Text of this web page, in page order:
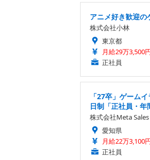
アニメ好き歓迎
株式会社小林
東京都
月給29万3,500
正社員
「27卒」ゲーム
日制「正社員・
株式会社Meta Sales
愛知県
月給22万3,100
正社員